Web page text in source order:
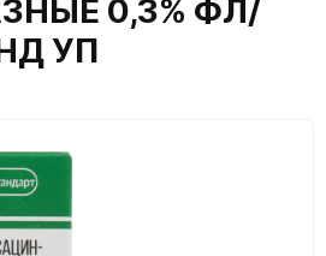
0,3% ФЛ/
УП